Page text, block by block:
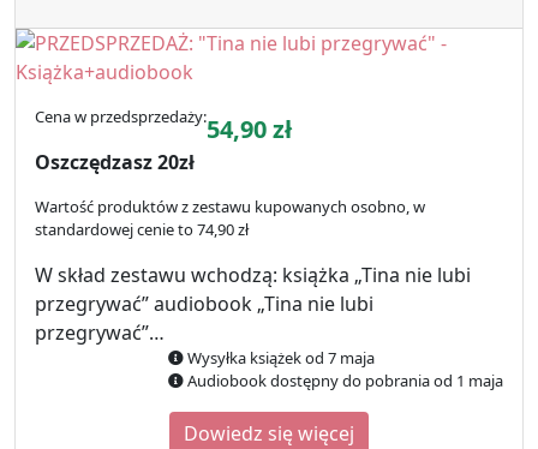
Cena w przedsprzedaży:54,90zł
Oszczędzasz 20zł
Wartość produktów z zestawu kupowanych osobno, w
standardowej cenie to 74,90 zł
W skład zestawu wchodzą: książka „Tina nie lubi
przegrywać” audiobook „Tina nie lubi
przegrywać”…
Wysyłka książek od 7 maja
Audiobook dostępny do pobrania od 1 maja
Dowiedz się więcej